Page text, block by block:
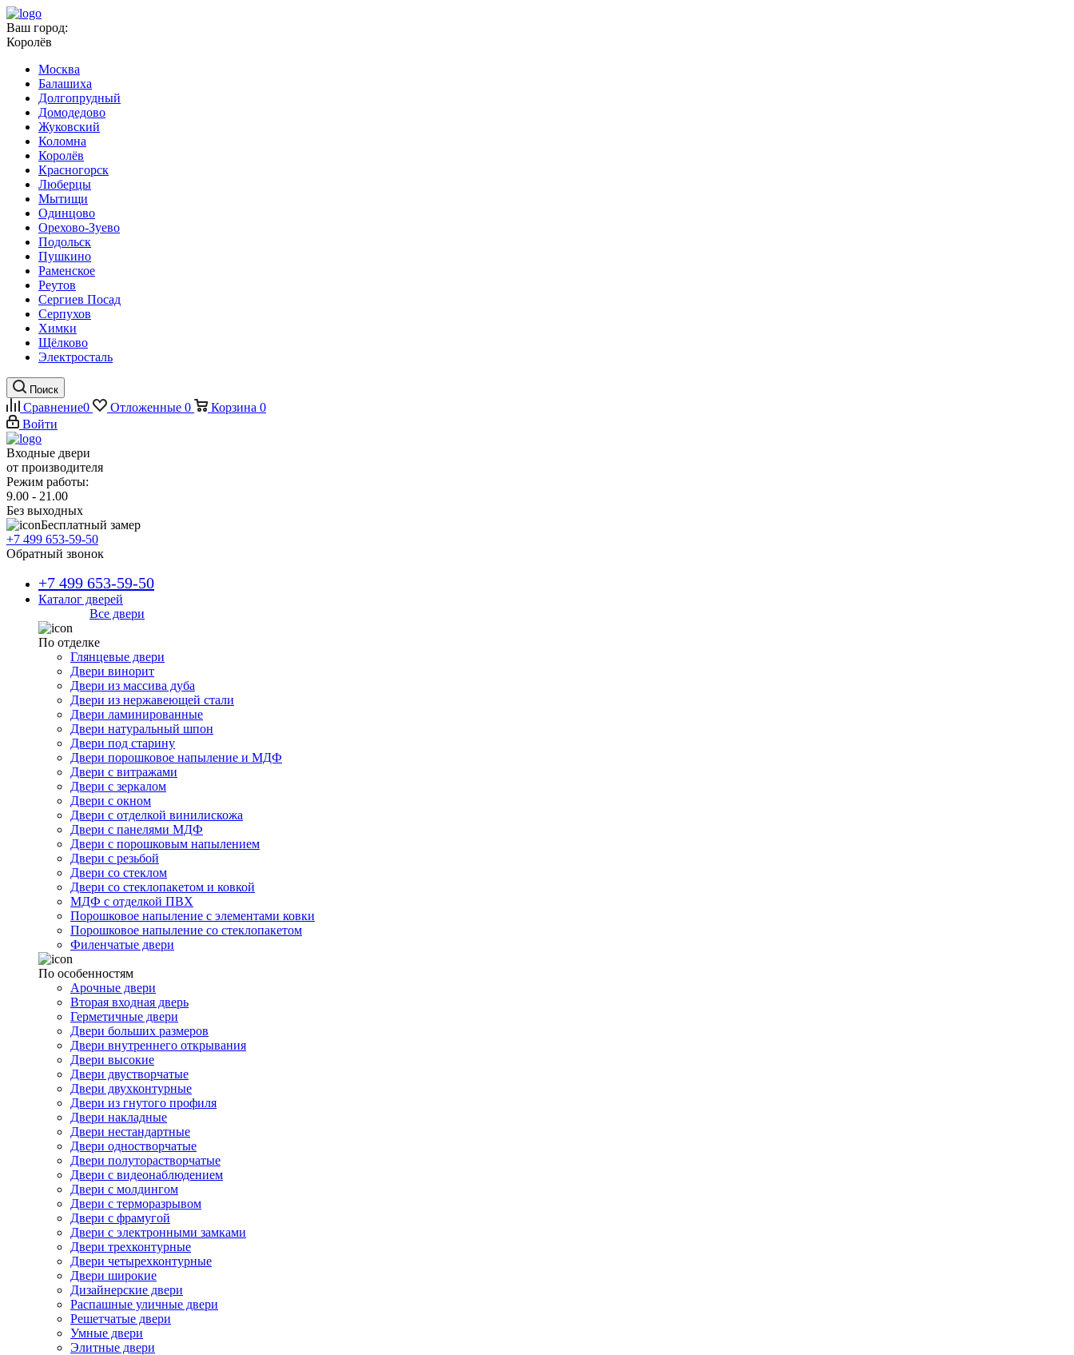
Ваш город:
Королёв
Москва
Балашиха
Долгопрудный
Домодедово
Жуковский
Коломна
Королёв
Красногорск
Люберцы
Мытищи
Одинцово
Орехово-Зуево
Подольск
Пушкино
Раменское
Реутов
Сергиев Посад
Серпухов
Химки
Щёлково
Электросталь
Поиск
Сравнение0 Отложенные 0 Корзина 0
Войти
Входные двери
от производителя
Режим работы:
9.00 - 21.00
Без выходных
Бесплатный замер
+7 499 653-59-50
Обратный звонок
+7 499 653-59-50
Каталог дверей
Все двери
По отделке
Глянцевые двери
Двери винорит
Двери из массива дуба
Двери из нержавеющей стали
Двери ламинированные
Двери натуральный шпон
Двери под старину
Двери порошковое напыление и МДФ
Двери с витражами
Двери с зеркалом
Двери с окном
Двери с отделкой винилискожа
Двери с панелями МДФ
Двери с порошковым напылением
Двери с резьбой
Двери со стеклом
Двери со стеклопакетом и ковкой
МДФ с отделкой ПВХ
Порошковое напыление с элементами ковки
Порошковое напыление со стеклопакетом
Филенчатые двери
По особенностям
Арочные двери
Вторая входная дверь
Герметичные двери
Двери больших размеров
Двери внутреннего открывания
Двери высокие
Двери двустворчатые
Двери двухконтурные
Двери из гнутого профиля
Двери накладные
Двери нестандартные
Двери одностворчатые
Двери полуторастворчатые
Двери с видеонаблюдением
Двери с молдингом
Двери с терморазрывом
Двери с фрамугой
Двери с электронными замками
Двери трехконтурные
Двери четырехконтурные
Двери широкие
Дизайнерские двери
Распашные уличные двери
Решетчатые двери
Умные двери
Элитные двери